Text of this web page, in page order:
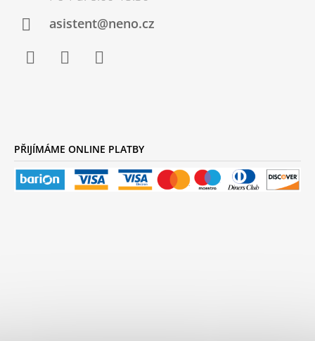
asistent@neno.cz
PŘIJÍMÁME ONLINE PLATBY